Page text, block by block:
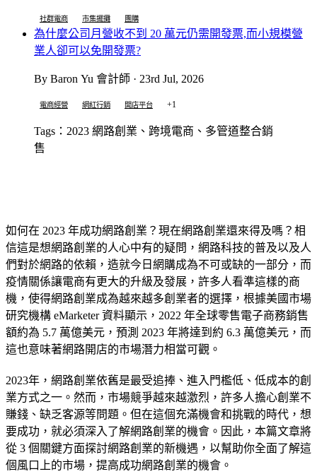
社群電商 市集擺攤 團購
為什麼公司月營收不到 20 萬元仍需開發票,而小規模營
業人卻可以免開發票?
By Baron Yu 會計師 · 23rd Jul, 2026
電商經營 網紅行銷 開店平台 +1
Tags：2023 網路創業、跨境電商、多管道整合銷
售
如何在 2023 年成功網路創業？現在網路創業還來得及嗎？相
信這是想網路創業的人心中有的疑問，網路科技的普及以及人
們對於網路的依賴，造就今日網購成為不可或缺的一部分，而
疫情關係讓電商有更大的升級及發展，許多人看準這樣的商
機，使得網路創業成為越來越多創業者的選擇，根據美國市場
研究機構 eMarketer 資料顯示，2022 年全球零售電子商務銷售
額約為 5.7 萬億美元，預測 2023 年將達到約 6.3 萬億美元，而
這也意味著網路開店的市場潛力相當可觀。
2023年，網路創業依舊是最受追捧、進入門檻低、低成本的創
業方式之一。然而，市場競爭越來越激烈，許多人擔心創業不
賺錢、缺乏客源等問題。但在這個充滿機會和挑戰的時代，想
要成功，就必須深入了解網路創業的機會。因此，本篇文章將
從 3 個關鍵方面探討網路創業的新機遇，以幫助你全面了解這
個風口上的市場，提高成功網路創業的機會。